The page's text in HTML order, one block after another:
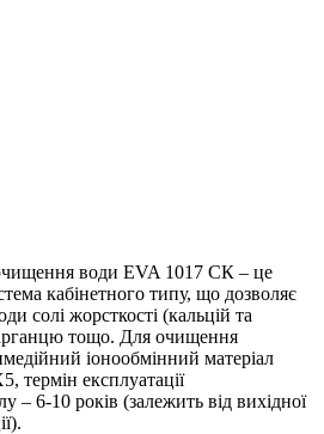
води EVA 1017 СК – це
кабінетного типу, що дозволяє
солі жорсткості (кальцій та
тощо. Для очищення
іонообмінний матеріал
термін експлуатації
– 6-10 років (залежить від вихідної